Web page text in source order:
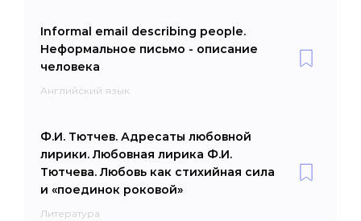
Informal email describing people.
Неформальное письмо - описание
человека
Английский язык
Ф.И. Тютчев. Адресаты любовной
лирики. Любовная лирика Ф.И.
Тютчева. Любовь как стихийная сила
и «поединок роковой»
Литература